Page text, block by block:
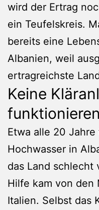
wird der Ertrag
ein Teufelskreis.
bereits eine
Albanien, weil
ertragreichste
Keine
funktionieren
Etwa alle 20
Hochwasser in
das Land schlecht
Hilfe kam von den
Italien. Selbst das